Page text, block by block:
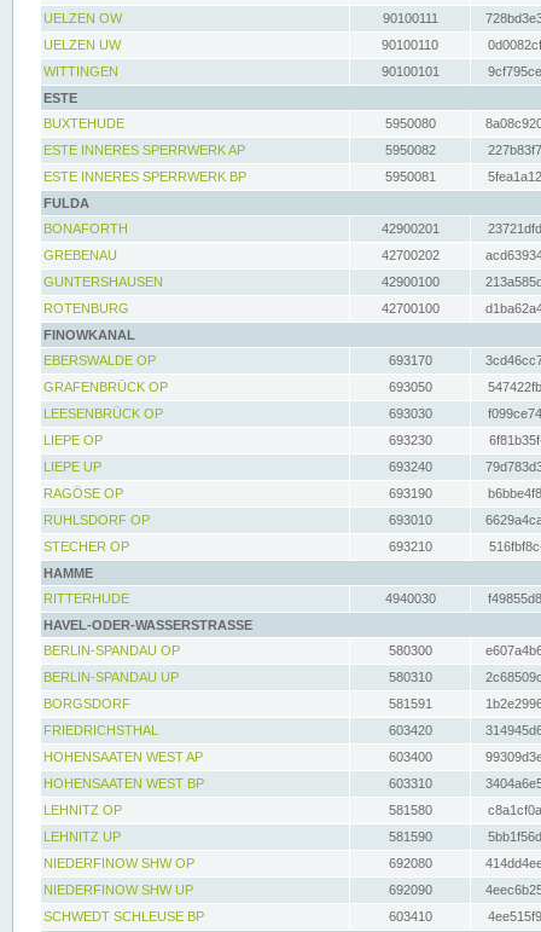
UELZEN OW
90100111
UELZEN UW
90100110
WITTINGEN
90100101
ESTE
BUXTEHUDE
5950080
ESTE INNERES SPERRWERK AP
5950082
ESTE INNERES SPERRWERK BP
5950081
FULDA
BONAFORTH
42900201
GREBENAU
42700202
GUNTERSHAUSEN
42900100
ROTENBURG
42700100
FINOWKANAL
EBERSWALDE OP
693170
GRAFENBRÜCK OP
693050
LEESENBRÜCK OP
693030
LIEPE OP
693230
LIEPE UP
693240
RAGÖSE OP
693190
RUHLSDORF OP
693010
STECHER OP
693210
HAMME
RITTERHUDE
4940030
HAVEL-ODER-WASSERSTRASSE
BERLIN-SPANDAU OP
580300
BERLIN-SPANDAU UP
580310
BORGSDORF
581591
FRIEDRICHSTHAL
603420
HOHENSAATEN WEST AP
603400
HOHENSAATEN WEST BP
603310
LEHNITZ OP
581580
LEHNITZ UP
581590
NIEDERFINOW SHW OP
692080
NIEDERFINOW SHW UP
692090
SCHWEDT SCHLEUSE BP
603410